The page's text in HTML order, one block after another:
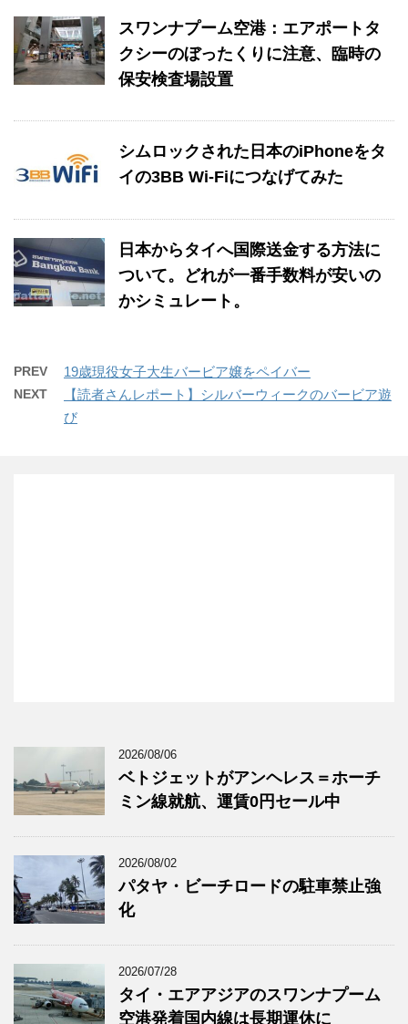
スワンナプーム空港：エアポートタ
クシーのぼったくりに注意、臨時の
保安検査場設置
シムロックされた日本のiPhoneをタ
イの3BB Wi-Fiにつなげてみた
日本からタイへ国際送金する方法に
ついて。どれが一番手数料が安いの
かシミュレート。
PREV 19歳現役女子大生バービア嬢をペイバー
NEXT
【読者さんレポート】シルバーウィークのバービア遊
び
2026/08/06
ベトジェットがアンヘレス＝ホーチ
ミン線就航、運賃0円セール中
2026/08/02
パタヤ・ビーチロードの駐車禁止強
化
2026/07/28
タイ・エアアジアのスワンナプーム
空港発着国内線は長期運休に